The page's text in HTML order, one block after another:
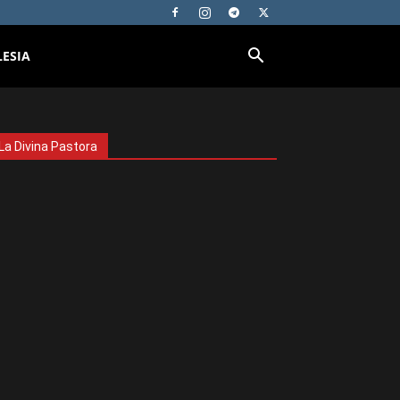
La Divina Pastora